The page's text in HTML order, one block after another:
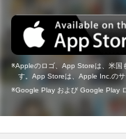
Appleのロゴ、App Storeは、米国
す。App Storeは、Apple Inc.のサ
Google Play および Google Play